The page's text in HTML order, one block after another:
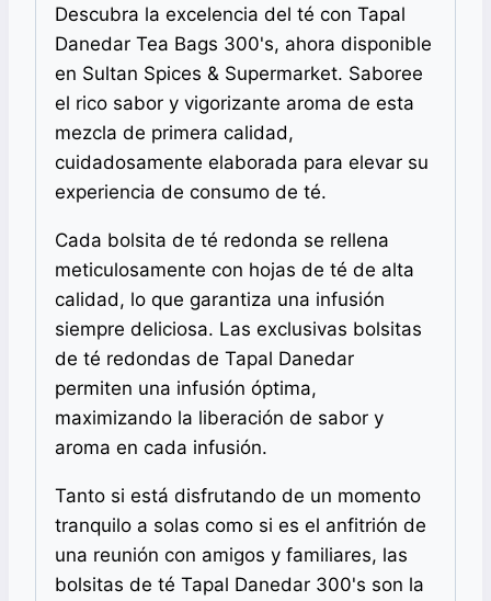
Descubra la excelencia del té con Tapal
Danedar Tea Bags 300's, ahora disponible
en Sultan Spices & Supermarket. Saboree
el rico sabor y vigorizante aroma de esta
mezcla de primera calidad,
cuidadosamente elaborada para elevar su
experiencia de consumo de té.
Cada bolsita de té redonda se rellena
meticulosamente con hojas de té de alta
calidad, lo que garantiza una infusión
siempre deliciosa. Las exclusivas bolsitas
de té redondas de Tapal Danedar
permiten una infusión óptima,
maximizando la liberación de sabor y
aroma en cada infusión.
Tanto si está disfrutando de un momento
tranquilo a solas como si es el anfitrión de
una reunión con amigos y familiares, las
bolsitas de té Tapal Danedar 300's son la